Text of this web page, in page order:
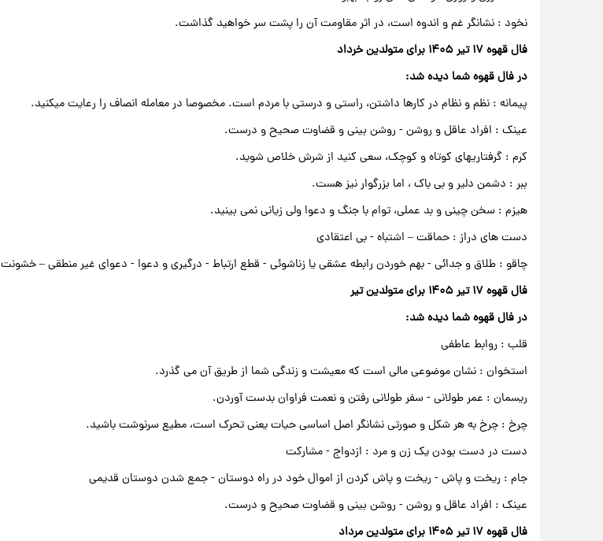
نخود : نشانگر غم و اندوه است، در اثر مقاومت آن را پشت سر خواهید گذاشت.
فال قهوه ۱۷ تیر ۱۴۰۵ برای متولدین خرداد
در فال قهوه شما دیده شد:
پیمانه : نظم و نظام در کارها داشتن، راستی و درستی با مردم است. مخصوصا در معامله انصاف را رعایت میکنید.
عینک : افراد عاقل و روشن - روشن بینی و قضاوت صحیح و درست.
کرم : گرفتاریهای کوتاه و کوچک، سعی کنید از شرش خلاص شوید.
ببر : دشمن دلیر و بی باک ، اما بزرگوار نیز هست.
هیزم : سخن چینی و بد عملی، توام با جنگ و دعوا ولی زیانی نمی بینید.
دست های دراز : حماقت – اشتباه - بی اعتقادی
چاقو : طلاق و جدائی - بهم خوردن رابطه عشقی یا زناشوئی - قطع ارتباط - درگیری و دعوا - دعوای غیر منطقی – خشونت
فال قهوه ۱۷ تیر ۱۴۰۵ برای متولدین تیر
در فال قهوه شما دیده شد:
قلب : روابط عاطفی
استخوان : نشان موضوعی مالی است که معیشت و زندگی شما از طریق آن می گذرد.
ریسمان : عمر طولانی - سفر طولانی رفتن و نعمت فراوان بدست آوردن.
چرخ : چرخ به هر شکل و صورتی نشانگر اصل اساسی حیات یعنی تحرک است، مطیع سرنوشت باشید.
دست در دست بودن یک زن و مرد : ازدواج - مشارکت
جام : ریخت و پاش - ریخت و پاش کردن از اموال خود در راه دوستان - جمع شدن دوستان قدیمی
عینک : افراد عاقل و روشن - روشن بینی و قضاوت صحیح و درست.
فال قهوه ۱۷ تیر ۱۴۰۵ برای متولدین مرداد